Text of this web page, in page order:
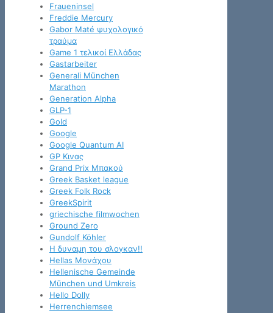
Fraueninsel
Freddie Mercury
Gabor Maté ψυχολογικό
τραύμα
Game 1 τελικοί Ελλάδας
Gastarbeiter
Generali München
Marathon
Generation Alpha
GLP-1
Gold
Google
Google Quantum AI
GP Κινας
Grand Prix Μπακού
Greek Basket league
Greek Folk Rock
GreekSpirit
griechische filmwochen
Ground Zero
Gundolf Köhler
H δυναμη του σλογκαν!!
Hellas Μονάχου
Hellenische Gemeinde
München und Umkreis
Hello Dolly
Herrenchiemsee